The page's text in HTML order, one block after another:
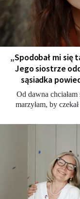
„Spodobał mi się
Jego siostrze
sąsiadka
Od dawna
marzyłam, by